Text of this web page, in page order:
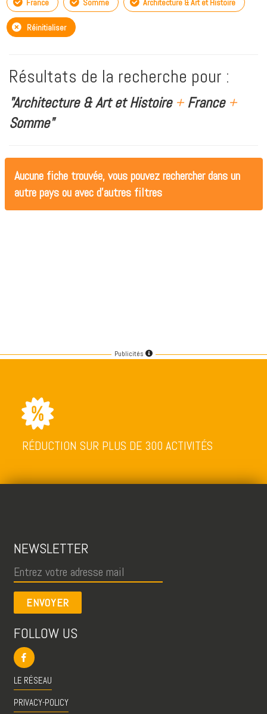
France Somme Architecture & Art et Histoire
Réinitialiser
Résultats de la recherche pour :
"Architecture & Art et Histoire +France +
Somme"
Aucune fiche trouvée, vous pouvez rechercher dans un
autre pays ou avec d'autres filtres
Publicités
RÉDUCTION SUR PLUS DE 300 ACTIVITÉS
NEWSLETTER
ENVOYER
FOLLOW US
LE RÉSEAU
PRIVACY-POLICY